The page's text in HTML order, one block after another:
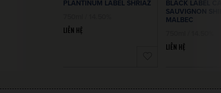
PLANTINUM LABEL SHRIAZ
LIÊN HỆ
BLACK LABEL
SAUVIGNON
MALBEC
LIÊN HỆ